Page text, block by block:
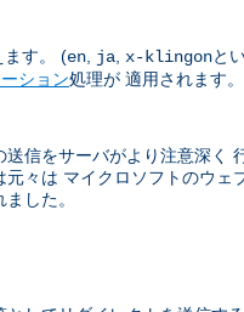
ます。 (en ja x-klingonと
ション処理が 適用されます。
信をサーバがより注意深
々は マイクロソフトのウ
した。